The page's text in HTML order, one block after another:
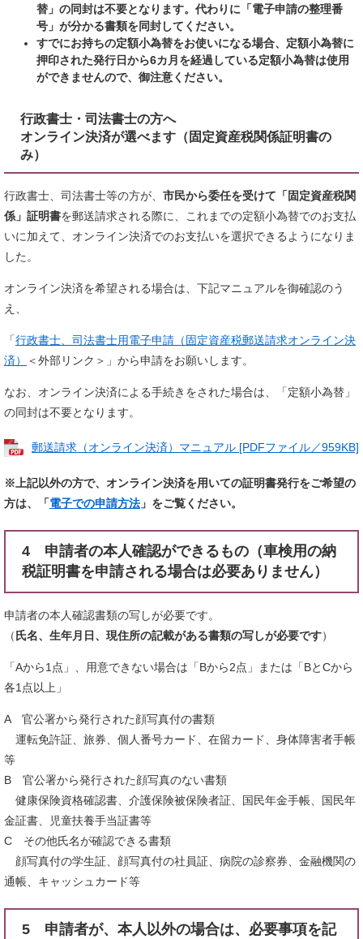
替」の同封は不要となります。代わりに「電子申請の整理番
号」が分かる書類を同封してください。
すでにお持ちの定額小為替をお使いになる場合、定額小為替に
押印された発行日から6カ月を経過している定額小為替は使用
ができませんので、御注意ください。
​行政書士・司法書士の方へ
オンライン決済が選べます（固定資産税関係証明書の
み）
​行政書士、司法書士等の方が、 市民から委任を受けて「固定資産税関
係」証明書を郵送請求される際に、これまでの定額小為替でのお支払
いに加えて、オンライン決済でのお支払いを選択できるようになりま
した。
オンライン決済を希望される場合は、下記マニュアルを御確認のう
え、
「行政書士、司法書士用電子申請（固定資産税郵送請求オンライン決
済）
＜外部リンク＞ 」から申請をお願いします。
なお、オンライン決済による手続きをされた場合は、「定額小為替」
の同封は不要となります。
郵送請求（オンライン決済）マニュアル [PDFファイル／959KB]
※上記以外の方で、オンライン決済を用いての証明書発行をご希望の
方は、「電子での申請方法 」をご覧ください。
4 申請者の本人確認ができるもの（車検用の納
税証明書を申請される場合は必要ありません）
申請者の本人確認書類の写しが必要です。
（ 氏名、生年月日、現住所の記載がある書類の写しが必要です）
「Aから1点」、用意できない場合は「Bから2点」または「BとCから
各1点以上」
A 官公署から発行された顔写真付の書類
運転免許証、旅券、個人番号カード、在留カード、身体障害者手帳
等
B 官公署から発行された顔写真のない書類
健康保険資格確認書、介護保険被保険者証、国民年金手帳、国民年
金証書、児童扶養手当証書等
C その他氏名が確認できる書類
顔写真付の学生証、顔写真付の社員証、病院の診察券、金融機関の
通帳、キャッシュカード等
5 申請者が、本人以外の場合は、必要事項を記